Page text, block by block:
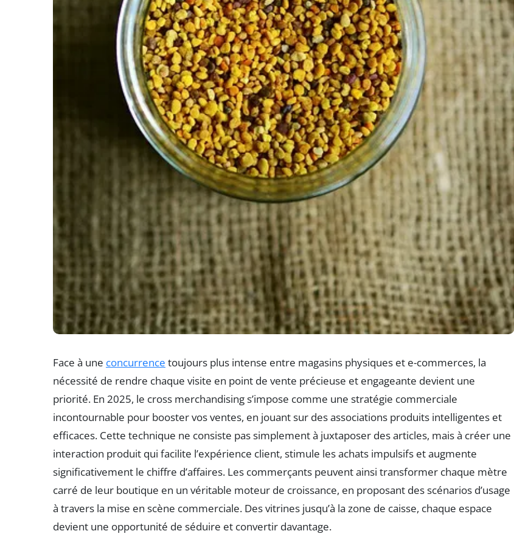
Face à une concurrence toujours plus intense entre magasins physiques et e-commerces, la
nécessité de rendre chaque visite en point de vente précieuse et engageante devient une
priorité. En 2025, le cross merchandising s’impose comme une stratégie commerciale
incontournable pour booster vos ventes, en jouant sur des associations produits intelligentes et
efficaces. Cette technique ne consiste pas simplement à juxtaposer des articles, mais à créer une
interaction produit qui facilite l’expérience client, stimule les achats impulsifs et augmente
significativement le chiffre d’affaires. Les commerçants peuvent ainsi transformer chaque mètre
carré de leur boutique en un véritable moteur de croissance, en proposant des scénarios d’usage
à travers la mise en scène commerciale. Des vitrines jusqu’à la zone de caisse, chaque espace
devient une opportunité de séduire et convertir davantage.